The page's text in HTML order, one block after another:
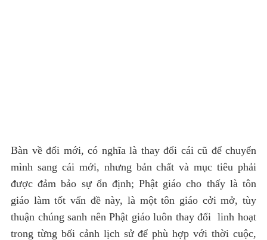
Bàn về đổi mới, có nghĩa là thay đổi cái cũ để chuyển
mình sang cái mới, nhưng bản chất và mục tiêu phải
được đảm bảo sự ổn định; Phật giáo cho thấy là tôn
giáo làm tốt vấn đề này, là một tôn giáo cởi mở, tùy
thuận chúng sanh nên Phật giáo luôn thay đổi linh hoạt
trong từng bối cảnh lịch sử để phù hợp với thời cuộc,